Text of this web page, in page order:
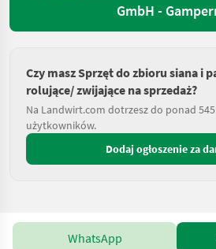
GmbH -
Czy masz Sprzęt do zbioru siana i
rolujące/ zwijające na sprzedaż?
Na Landwirt.com dotrzesz do ponad
użytkowników.
Dodaj ogłoszenie za
WhatsApp